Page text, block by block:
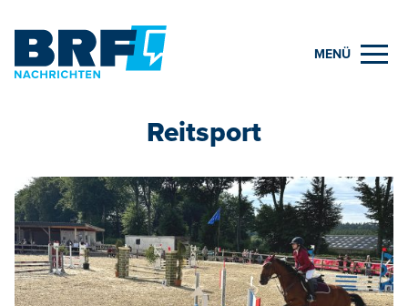
MENÜ
Reitsport